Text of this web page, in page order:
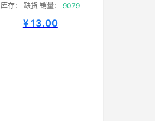
库存： 缺货 销量：9079
¥ 13.00